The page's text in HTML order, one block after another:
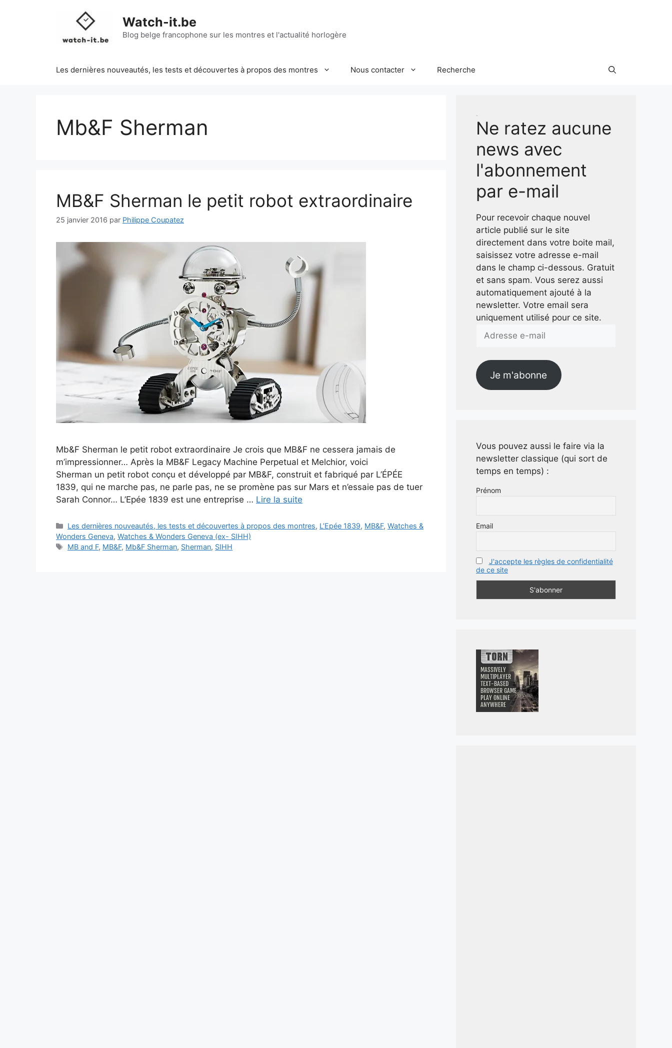
Watch-it.be
Blog belge francophone sur les montres et l'actualité horlogère
Les dernières nouveautés, les tests et découvertes à propos des montres Nous contacter Recherche
Mb&F Sherman
MB&F Sherman le petit robot extraordinaire
25 janvier 2016 par Philippe Coupatez
Mb&F Sherman le petit robot extraordinaire Je crois que MB&F ne cessera jamais de
m’impressionner… Après la MB&F Legacy Machine Perpetual et Melchior, voici
Sherman un petit robot conçu et développé par MB&F, construit et fabriqué par L’ÉPÉE
1839, qui ne marche pas, ne parle pas, ne se promène pas sur Mars et n’essaie pas de tuer
Sarah Connor… L’Epée 1839 est une entreprise … Lire la suite
Catégories
Les dernières nouveautés, les tests et découvertes à propos des montres, L’Epée 1839, MB&F,Watches &
Wonders Geneva, Watches & Wonders Geneva (ex- SIHH)
Étiquettes
MB and F, MB&F, Mb&F Sherman, Sherman, SIHH
Ne ratez aucune
news avec
l'abonnement
par e-mail
Pour recevoir chaque nouvel
article publié sur le site
directement dans votre boite mail,
saisissez votre adresse e-mail
dans le champ ci-dessous. Gratuit
et sans spam. Vous serez aussi
automatiquement ajouté à la
newsletter. Votre email sera
uniquement utilisé pour ce site.
e-
Je m'abonne
Vous pouvez aussi le faire via la
newsletter classique (qui sort de
temps en temps) :
Prénom
Email
J'accepte les règles de confidentialité
de ce site